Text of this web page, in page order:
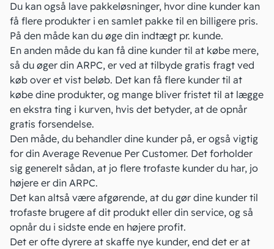
Du kan også lave pakkeløsninger, hvor dine kunder kan
få flere produkter i en samlet pakke til en billigere pris.
På den måde kan du øge din indtægt pr. kunde.
En anden måde du kan få dine kunder til at købe mere,
så du øger din ARPC, er ved at tilbyde gratis fragt ved
køb over et vist beløb. Det kan få flere kunder til at
købe dine produkter, og mange bliver fristet til at lægge
en ekstra ting i kurven, hvis det betyder, at de opnår
gratis forsendelse.
Den måde, du behandler dine kunder på, er også vigtig
for din Average Revenue Per Customer. Det forholder
sig generelt sådan, at jo flere trofaste kunder du har, jo
højere er din ARPC.
Det kan altså være afgørende, at du gør dine kunder til
trofaste brugere af dit produkt eller din service, og så
opnår du i sidste ende en højere profit.
Det er ofte dyrere at skaffe nye kunder, end det er at